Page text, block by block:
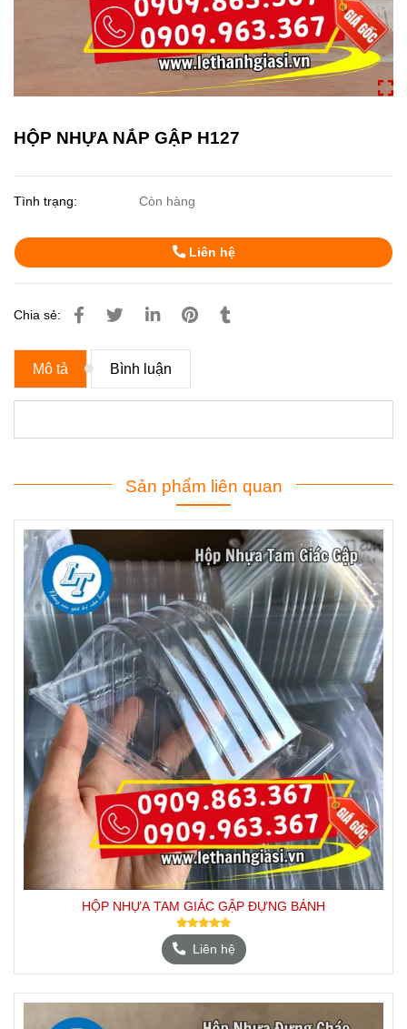
HỘP NHỰA NẮP GẬP H127
Tình trạng: Còn hàng
Liên hệ
Chia sẻ:
Mô tả Bình luận
Sản phẩm liên quan
HỘP NHỰA TAM GIÁC GẬP ĐỰNG BÁNH
Liên hệ